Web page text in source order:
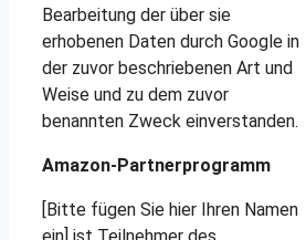
Bearbeitung der über sie
erhobenen Daten durch Google in
der zuvor beschriebenen Art und
Weise und zu dem zuvor
benannten Zweck einverstanden.
Amazon-Partnerprogramm
[Bitte fügen Sie hier Ihren Namen